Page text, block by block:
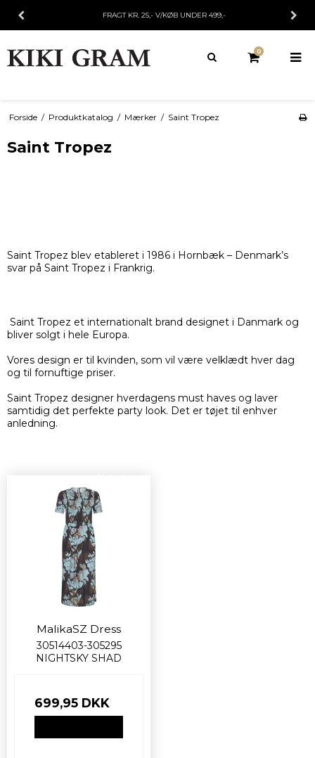
FRAGT/RETURFRAGT V/KØB OVER 499,-
0
Forside / Produktkatalog / Mærker / Saint Tropez
Saint Tropez
Saint Tropez blev etableret i 1986 i Hornbæk – Denmark’s
svar på Saint Tropez i Frankrig.
Saint Tropez et internationalt brand designet i Danmark og
bliver solgt i hele Europa.
Vores design er til kvinden, som vil være velklædt hver dag
og til fornuftige priser.
Saint Tropez designer hverdagens must haves og laver
samtidig det perfekte party look. Det er tøjet til enhver
anledning.
MalikaSZ Dress
30514403-305295
NIGHTSKY SHAD
699,95 DKK